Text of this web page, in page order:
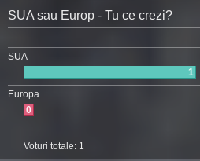
SUA sau Europ - Tu ce crezi?
SUA
1
Europa
0
Voturi totale: 1